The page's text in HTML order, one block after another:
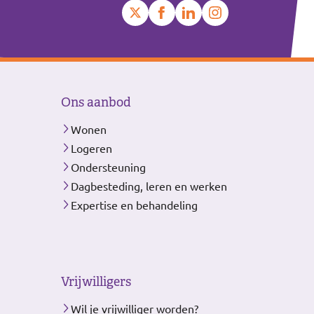
Ons aanbod
Wonen
Logeren
Ondersteuning
Dagbesteding, leren en werken
Expertise en behandeling
Vrijwilligers
Wil je vrijwilliger worden?